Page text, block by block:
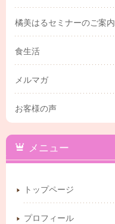
橘美はるセミナーのご案内
食生活
メルマガ
お客様の声
メニュー
トップページ
プロフィール